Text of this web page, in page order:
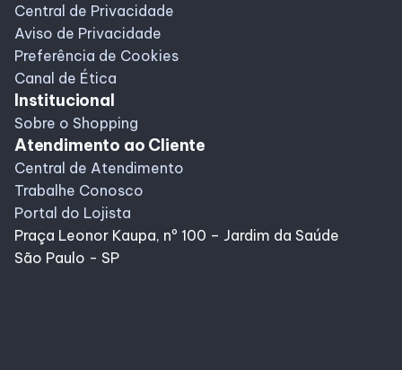
Central de Privacidade
Aviso de Privacidade
Preferência de Cookies
Canal de Ética
Institucional
Sobre o Shopping
Atendimento ao Cliente
Central de Atendimento
Trabalhe Conosco
Portal do Lojista
Praça Leonor Kaupa, nº 100 – Jardim da Saúde
São Paulo - SP